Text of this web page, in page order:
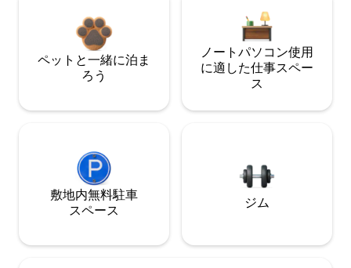
ペットと一緒に泊ま
ろう
ノートパソコン使用
に適した仕事スペー
ス
敷地内無料駐⁠車
ス⁠ペ⁠ー⁠ス
ジム